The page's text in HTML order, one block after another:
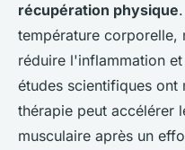
récupération physique
température corporelle,
réduire l'inflammation
études scientifiques
thérapie peut accélérer
musculaire après un